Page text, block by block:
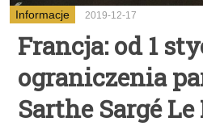
Informacje 2019-12-17
Francja: od 1
ograniczenia
Sarthe Sargé